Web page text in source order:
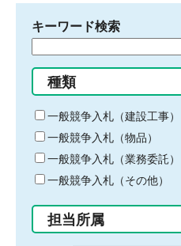
キーワード検索
る
キ
ー
ワ
ー
ド
入
力
種類
一般競争入札（建設工事）
一般競争入札（物品）
一般競争入札（業務委託）
一般競争入札（その他）
担当所属